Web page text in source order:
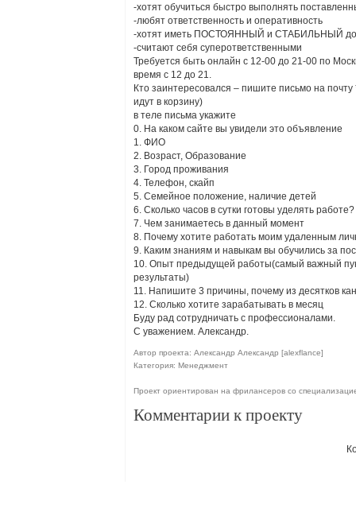
-хотят обучиться быстро выполнять
-любят ответственность и оперативность
-хотят иметь ПОСТОЯННЫЙ и СТАБИЛЬНЫЙ
-считают себя суперответственными
Требуется быть онлайн с 12-00 до 21-00 по
время с 12 до 21.
Кто заинтересовался – пишите письмо на почту
идут в корзину)
в теле письма укажите
0. На каком сайте вы увидели это объявление
1. ФИО
2. Возраст, Образование
3. Город проживания
4. Телефон, скайп
5. Семейное положение, наличие детей
6. Сколько часов в сутки готовы уделять
7. Чем занимаетесь в данный момент
8. Почему хотите работать моим удаленным
9. Каким знаниям и навыкам вы обучились за
10. Опыт предыдущей работы(самый важный
результаты)
11. Напишите 3 причины, почему из десятков
12. Сколько хотите зарабатывать в месяц
Буду рад сотрудничать с профессионалами.
С уважением. Александр.
Автор проекта: Александр Александр [alexflance]
Категория: Менеджмент
Проект ориентирован на фрилансеров со
Комментарии к проекту